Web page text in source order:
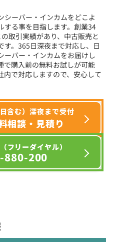
リセット
シーバー・インカムをどこよ
する事を目指します。創業34
取引実績があり、中古販売と
す。365日深夜まで対応し、日
ーバー・インカムをお届けし
で購入前の無料お試しが可能
内で対応しますので、安心して
含む）深夜まで受付
相談・見積り
フリーダイヤル）
880-200